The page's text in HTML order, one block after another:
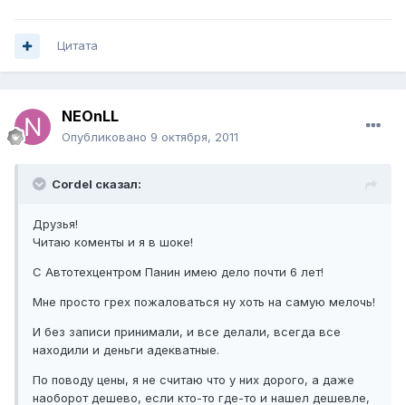
Цитата
NEOnLL
Опубликовано 9 октября, 2011
Cordel сказал:
Друзья!
Читаю коменты и я в шоке!
С Автотехцентром Панин имею дело почти 6 лет!
Мне просто грех пожаловаться ну хоть на самую мелочь!
И без записи принимали, и все делали, всегда все
находили и деньги адекватные.
По поводу цены, я не считаю что у них дорого, а даже
наоборот дешево, если кто-то где-то и нашел дешевле,